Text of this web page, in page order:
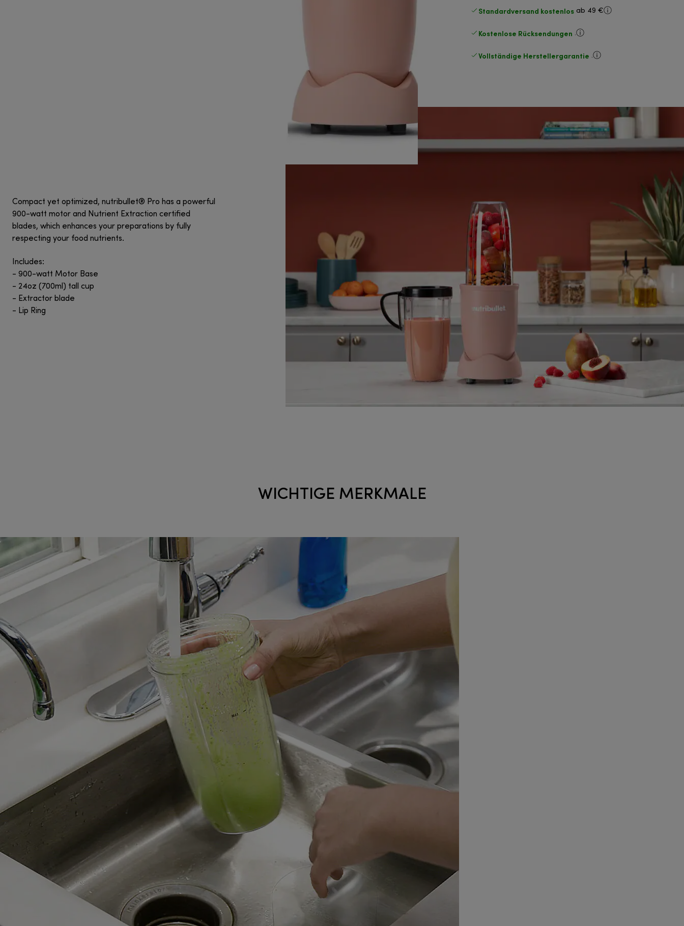
Standardversand kostenlos ab 49 €
Kostenlose Rücksendungen .
Vollständige Herstellergarantie .
Compact yet optimized, nutribullet® Pro has a powerful
900-watt motor and Nutrient Extraction certified
blades, which enhances your preparations by fully
respecting your food nutrients.
Includes:
- 900-watt Motor Base
- 24oz (700ml) tall cup
- Extractor blade
- Lip Ring
WICHTIGE MERKMALE